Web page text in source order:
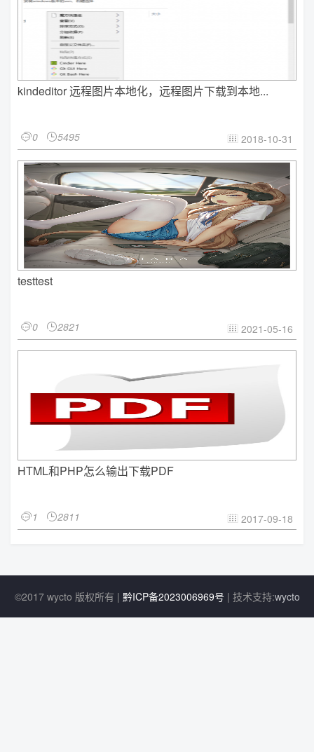
kindeditor 远程图片本地化，远程图片下载到本地...
0 5495  2018-10-31
testtest
0 2821  2021-05-16
HTML和PHP怎么输出下载PDF
1 2811  2017-09-18
©2017 wycto 版权所有 | 黔ICP备2023006969号 | 技术支持:wycto